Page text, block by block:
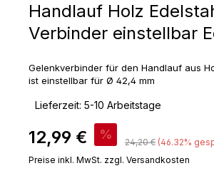
Handlauf Holz
Verbinder einstellbar
Gelenkverbinder für den Handlauf aus
ist einstellbar für Ø 42,4 mm
Lieferzeit: 5-10 Arbeitstage
Verkaufspreis:
12,99 € % Regulärer Preis:
24,20 € (46.32%
Preise inkl. MwSt. zzgl. Versandkosten